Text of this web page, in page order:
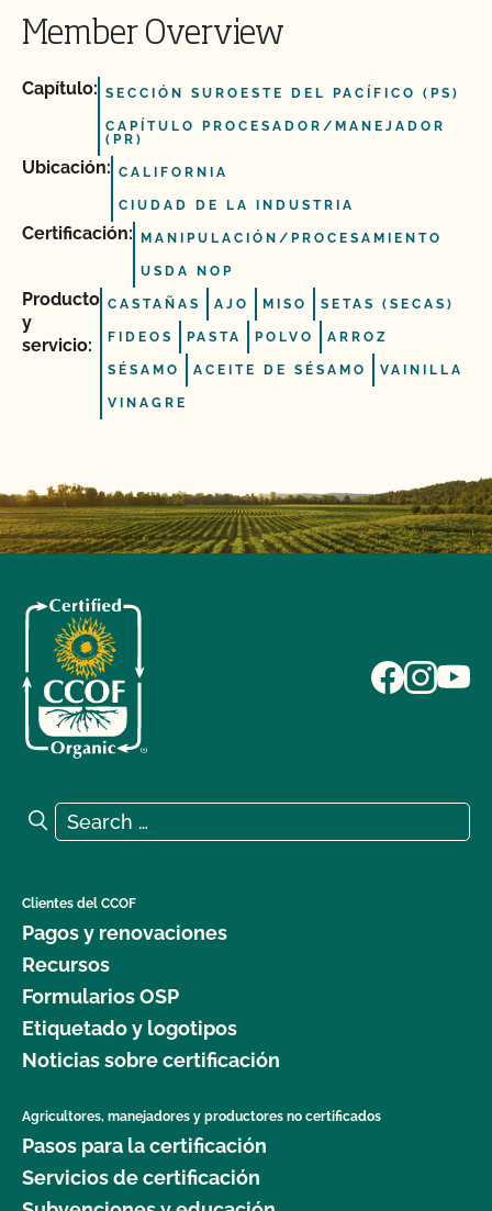
Member Overview
Capítulo: SECCIÓN SUROESTE DEL PACÍFICO (PS)
CAPÍTULO PROCESADOR/MANEJADOR
(PR)
Ubicación: CALIFORNIA
CIUDAD DE LA INDUSTRIA
Certificación: MANIPULACIÓN/PROCESAMIENTO
USDA NOP
Producto
y
servicio:
CASTAÑAS AJO MISO SETAS (SECAS)
FIDEOS PASTA POLVO ARROZ
SÉSAMO ACEITE DE SÉSAMO VAINILLA
VINAGRE
Search for:
Search
Clientes del CCOF
Pagos y renovaciones
Recursos
Formularios OSP
Etiquetado y logotipos
Noticias sobre certificación
Agricultores, manejadores y productores no certificados
Pasos para la certificación
Servicios de certificación